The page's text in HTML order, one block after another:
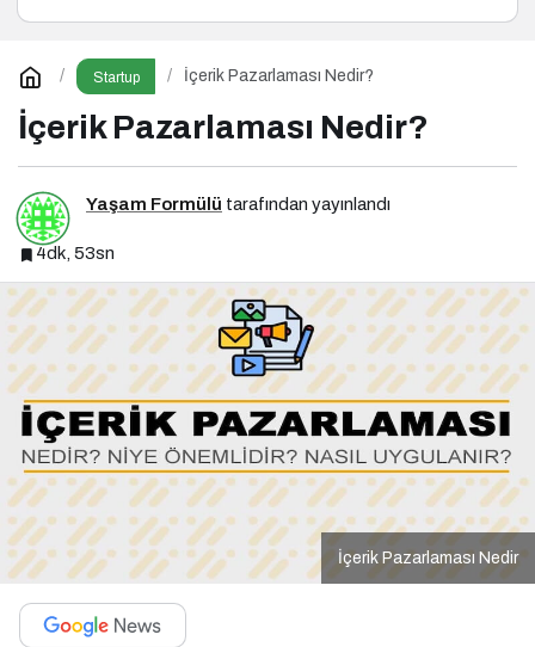
Startup İçerik Pazarlaması Nedir?
İçerik Pazarlaması Nedir?
Yaşam Formülü tarafından yayınlandı
4dk, 53sn
İçerik Pazarlaması Nedir